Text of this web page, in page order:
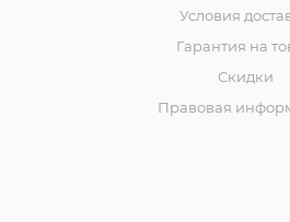
Условия
Гарантия на
Скидки
Правовая